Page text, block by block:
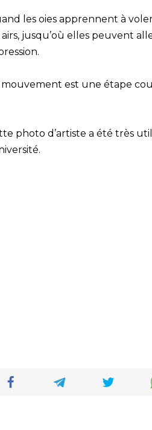
les oies apprennent à
airs, jusqu’où elles peuvent
mouvement est une étape
photo d’artiste a été très